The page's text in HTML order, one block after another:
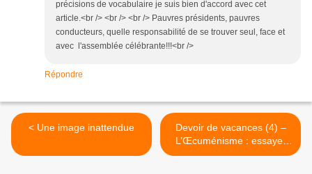
précisions de vocabulaire je suis bien d'accord avec cet
article.<br /> <br /> <br /> Pauvres présidents, pauvres
conducteurs, quelle responsabilité de se trouver seul, face et
avec l'assemblée célébrante!!!<br />
Répondre
< Une image inattendue
Devoir de vacances (4) –
L’Œcuménisme : essayer
d’aimer son prochain